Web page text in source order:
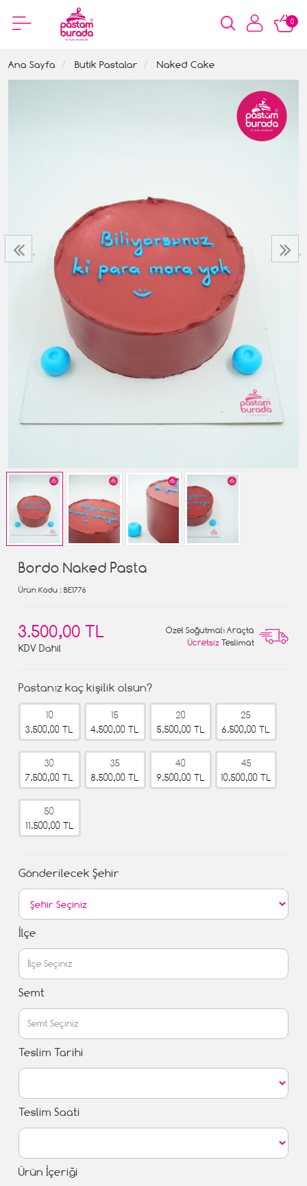
0
Ana Sayfa Butik Pastalar Naked Cake
‹ ›
Bordo Naked Pasta
Ürün Kodu : BE1776
3.500,00 TL
KDV Dahil
Özel Soğutmalı Araçta
Ücretsiz Teslimat
Pastanız kaç kişilik olsun?
10
3.500,00 TL
15
4.500,00 TL
20
5.500,00 TL
25
6.500,00 TL
30
7.500,00 TL
35
8.500,00 TL
40
9.500,00 TL
45
10.500,00 TL
50
11.500,00 TL
Gönderilecek Şehir
İlçe
Semt
Teslim Tarihi
Teslim Saati
Ürün İçeriği